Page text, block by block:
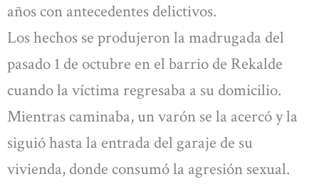
años con antecedentes delictivos.
Los hechos se produjeron la madrugada del
pasado 1 de octubre en el barrio de Rekalde
cuando la víctima regresaba a su domicilio.
Mientras caminaba, un varón se la acercó y la
siguió hasta la entrada del garaje de su
vivienda, donde consumó la agresión sexual.